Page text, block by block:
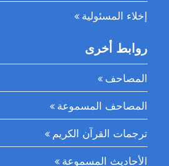
إخلاء المسئولية
روابط أخرى
المصاحف
المصاحف المسموعة
ترجمات القرآن الكريم
الأحاديث المسموعة